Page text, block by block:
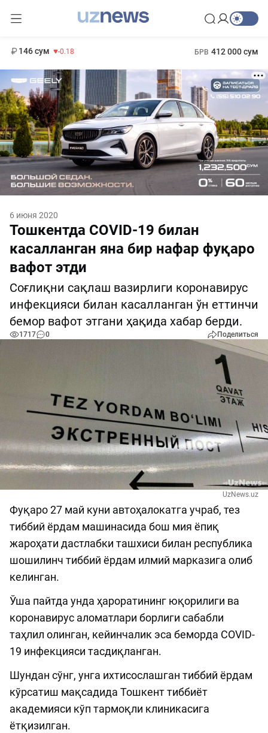
146 сум -0.18 БРВ 412 000 сум
6 июня 2020
Тошкентда COVID-19 билан
касалланган яна бир нафар фуқаро
вафот этди
Соғлиқни сақлаш вазирлиги коронавирус
инфекцияси билан касалланган ўн еттинчи
бемор вафот этгани ҳақида хабар берди.
1717 0 Поделиться
UzNews.uz
Фуқаро 27 май куни автоҳалокатга учраб, тез
тиббий ёрдам машинасида бош мия ёпиқ
жароҳати дастлабки ташхиси билан республика
шошилинч тиббий ёрдам илмий марказига олиб
келинган.
Ўша пайтда унда ҳароратининг юқорилиги ва
коронавирус аломатлари борлиги сабабли
таҳлил олинган, кейинчалик эса беморда COVID-
19 инфекцияси тасдиқланган.
Шундан сўнг, унга ихтисослашган тиббий ёрдам
кўрсатиш мақсадида Тошкент тиббиёт
академияси кўп тармоқли клиникасига
ётқизилган.